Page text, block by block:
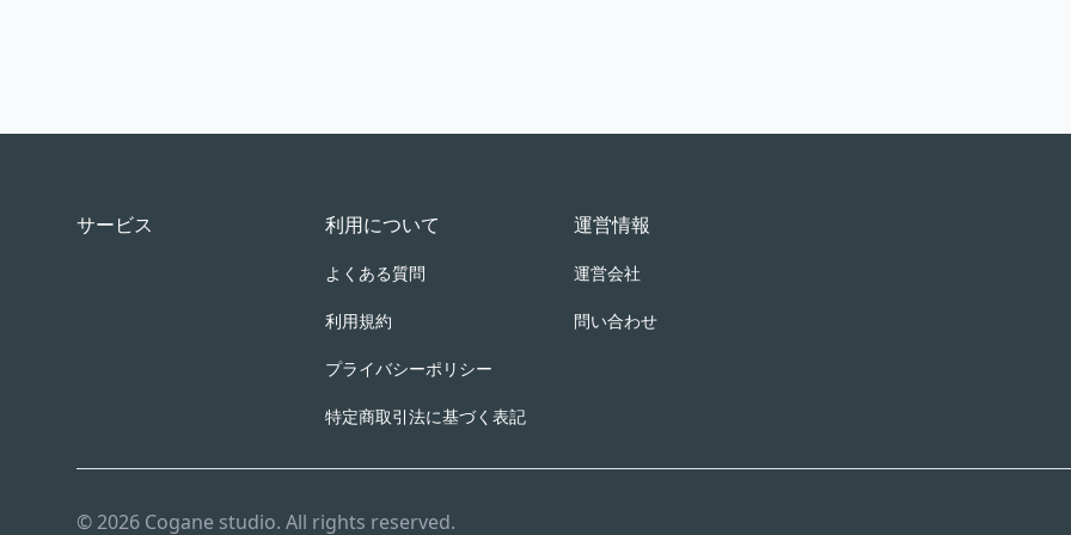
サービス 利用について
よくある質問
利用規約
プライバシーポリシー
特定商取引法に基づく表記
運営情報
運営会社
問い合わせ
© 2026 Cogane studio. All rights reserved.